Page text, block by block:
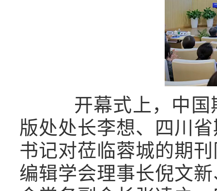
开幕式上，中国
版处处长李想、四川
书记对莅临蓉城的期
编辑学会理事长倪文